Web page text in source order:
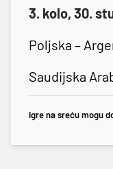
3. kolo, 30.
Poljska –
Saudijska
Igre na sreću mogu